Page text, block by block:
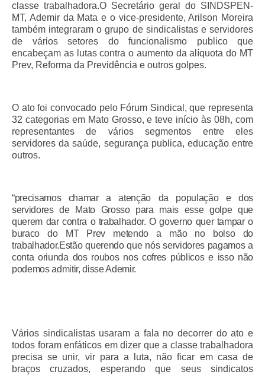
Regimento interno do Sindsppen
classe trabalhadora.O Secretário geral do SINDSPEN-
MT, Ademir da Mata e o vice-presidente, Arilson Moreira
também integraram o grupo de sindicalistas e servidores
de vários setores do funcionalismo publico que
encabeçam as lutas contra o aumento da alíquota do MT
Prev, Reforma da Previdência e outros golpes.
O ato foi convocado pelo Fórum Sindical, que representa
32 categorias em Mato Grosso, e teve início às 08h, com
representantes de vários segmentos entre eles
servidores da saúde, segurança publica, educação entre
outros.
“precisamos chamar a atenção da população e dos
servidores de Mato Grosso para mais esse golpe que
querem dar contra o trabalhador. O governo quer tampar o
buraco do MT Prev metendo a mão no bolso do
trabalhador.Estão querendo que nós servidores pagamos a
conta oriunda dos roubos nos cofres públicos e isso não
podemos admitir, disse Ademir.
Vários sindicalistas usaram a fala no decorrer do ato e
todos foram enfáticos em dizer que a classe trabalhadora
precisa se unir, vir para a luta, não ficar em casa de
braços cruzados, esperando que seus sindicatos